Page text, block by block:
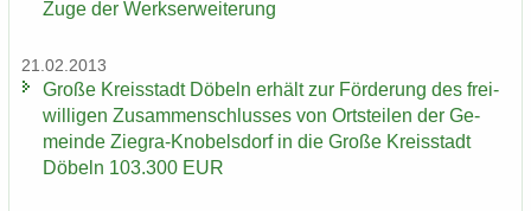
Zuge der Werks­er­wei­te­rung
21.02.2013
Große Kreis­stadt Dö­beln er­hält zur För­de­rung des frei­
wil­li­gen Zu­sam­men­schlus­ses von Orts­tei­len der Ge­
mein­de Ziegra-​Knobelsdorf in die Große Kreis­stadt
Dö­beln 103.300 EUR